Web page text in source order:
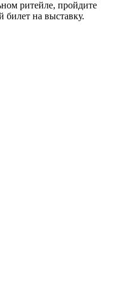
ритейле, пройдите
билет на выставку.